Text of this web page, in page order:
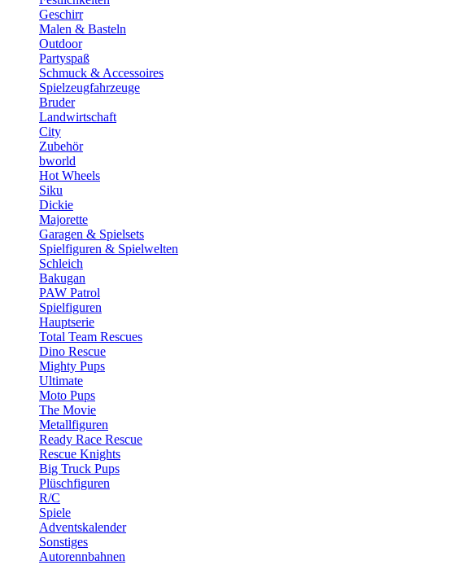
Geschirr
Malen & Basteln
Outdoor
Partyspaß
Schmuck & Accessoires
Spielzeugfahrzeuge
Bruder
Landwirtschaft
City
Zubehör
bworld
Hot Wheels
Siku
Dickie
Majorette
Garagen & Spielsets
Spielfiguren & Spielwelten
Schleich
Bakugan
PAW Patrol
Spielfiguren
Hauptserie
Total Team Rescues
Dino Rescue
Mighty Pups
Ultimate
Moto Pups
The Movie
Metallfiguren
Ready Race Rescue
Rescue Knights
Big Truck Pups
Plüschfiguren
R/C
Spiele
Adventskalender
Sonstiges
Autorennbahnen